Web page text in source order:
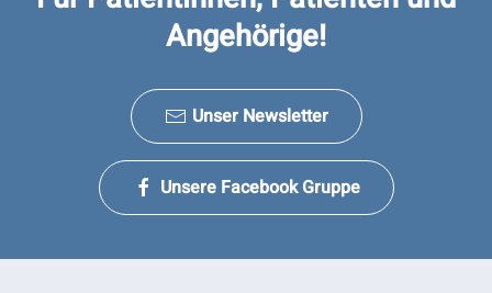
Angehörige!
Unser Newsletter
Unsere Facebook Gruppe